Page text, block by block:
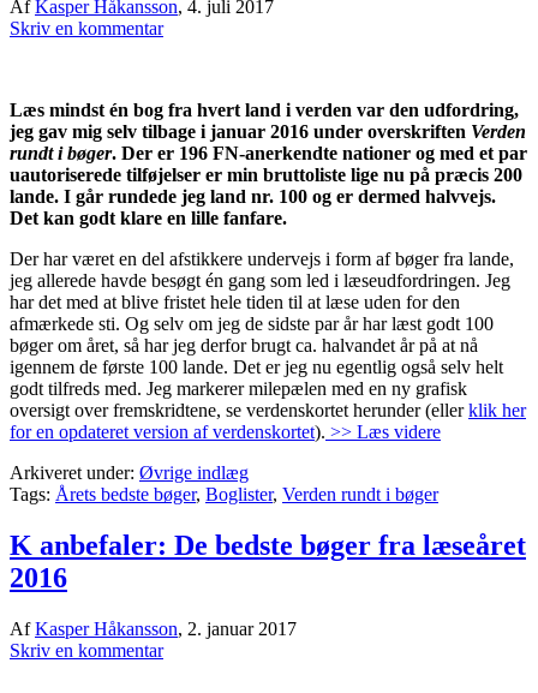
AfKasper Håkansson, 4. juli 2017
Skriv en kommentar
Læs mindst én bog fra hvert land i verden var den udfordring,
jeg gav mig selv tilbage i januar 2016 under overskriften Verden
rundt i bøger. Der er 196 FN-anerkendte nationer og med et par
uautoriserede tilføjelser er min bruttoliste lige nu på præcis 200
lande. I går rundede jeg land nr. 100 og er dermed halvvejs.
Det kan godt klare en lille fanfare.
Der har været en del afstikkere undervejs i form af bøger fra lande,
jeg allerede havde besøgt én gang som led i læseudfordringen. Jeg
har det med at blive fristet hele tiden til at læse uden for den
afmærkede sti. Og selv om jeg de sidste par år har læst godt 100
bøger om året, så har jeg derfor brugt ca. halvandet år på at nå
igennem de første 100 lande. Det er jeg nu egentlig også selv helt
godt tilfreds med. Jeg markerer milepælen med en ny grafisk
oversigt over fremskridtene, se verdenskortet herunder (ellerklik her
for en opdateret version af verdenskortet). >> Læs videre
Arkiveret under: Øvrige indlæg
Tags: Årets bedste bøger, Boglister, Verden rundt i bøger
K anbefaler: De bedste bøger fra læseåret
2016
AfKasper Håkansson, 2. januar 2017
Skriv en kommentar